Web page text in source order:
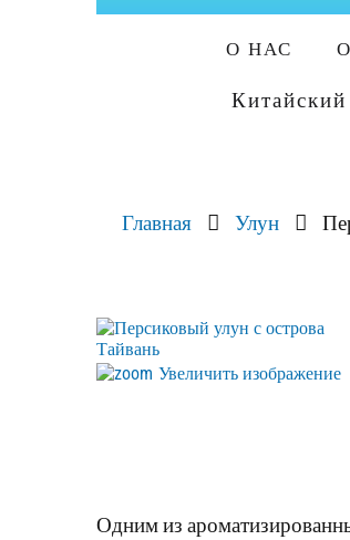
О НАС
Китайский
Главная Улун
Увеличить изображение
Одним из